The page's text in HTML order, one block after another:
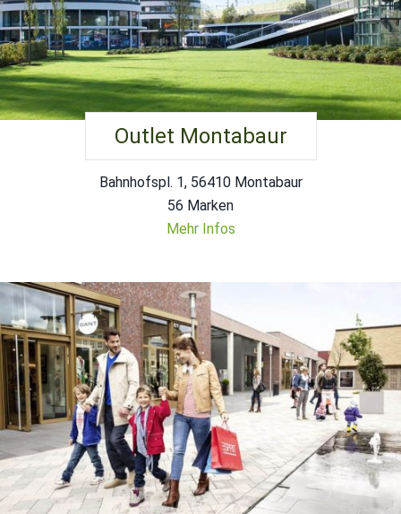
Outlet Montabaur
Bahnhofspl. 1, 56410 Montabaur
56 Marken
Mehr Infos